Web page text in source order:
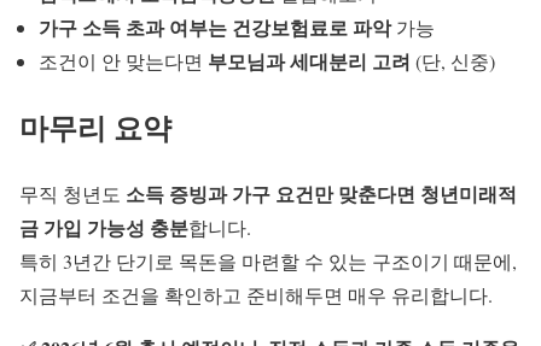
가구 소득 초과 여부는 건강보험료로 파악가능
조건이 안 맞는다면 부모님과 세대분리 고려 (단, 신중)
마무리 요약
무직 청년도 소득 증빙과 가구 요건만 맞춘다면 청년미래적
금 가입 가능성 충분합니다.
특히 3년간 단기로 목돈을 마련할 수 있는 구조이기 때문에,
지금부터 조건을 확인하고 준비해두면 매우 유리합니다.